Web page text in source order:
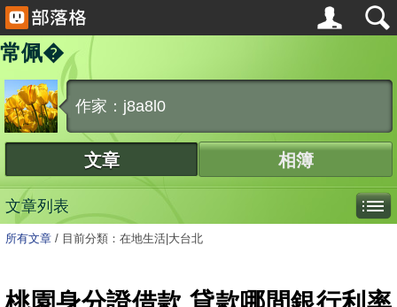
常佩�
作家：j8a8l0
文章 相簿
文章列表
所有文章 / 目前分類：在地生活|大台北